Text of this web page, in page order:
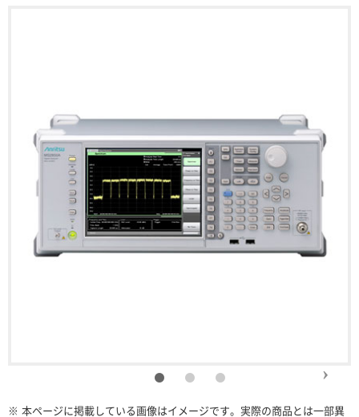
※ 本ページに掲載している画像はイメージです。実際の商品とは一部異